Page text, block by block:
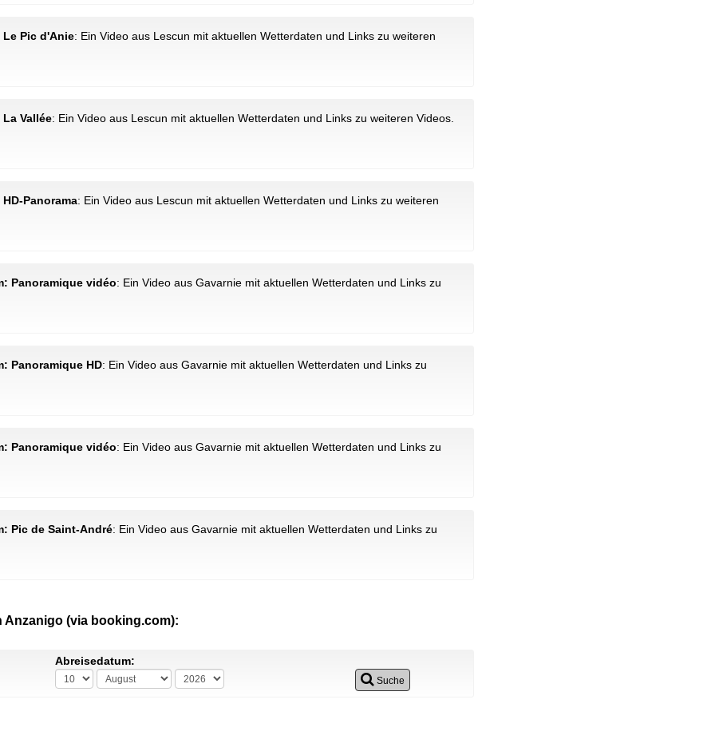
Pic d'Anie: Ein Video aus Lescun mit aktuellen Wetterdaten und Links zu weiteren
Vallée: Ein Video aus Lescun mit aktuellen Wetterdaten und Links zu weiteren Videos.
Panorama: Ein Video aus Lescun mit aktuellen Wetterdaten und Links zu weiteren
Panoramique vidéo: Ein Video aus Gavarnie mit aktuellen Wetterdaten und Links zu
Panoramique HD: Ein Video aus Gavarnie mit aktuellen Wetterdaten und Links zu
Panoramique vidéo: Ein Video aus Gavarnie mit aktuellen Wetterdaten und Links zu
Pic de Saint-André: Ein Video aus Gavarnie mit aktuellen Wetterdaten und Links zu
(via booking.com):
Abreisedatum:
Suche